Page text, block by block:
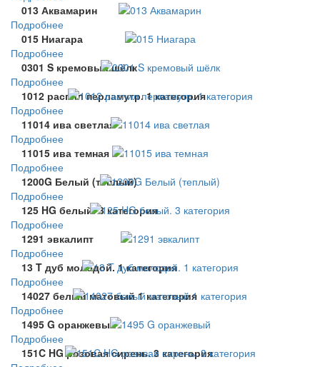
013 Аквамарин
Подробнее
015 Ниагара
Подробнее
0301 S кремовый шёлк
Подробнее
1012 распил перламутр. 1 категория
Подробнее
11014 ива светлая
Подробнее
11015 ива темная
Подробнее
1200G Белый (теплый)
Подробнее
125 HG белый. 3 категория
Подробнее
1291 эвкалипт
Подробнее
13 T дуб молодой. 1 категория
Подробнее
14027 белый матовый 1 категория
Подробнее
1495 G оранжевый
Подробнее
151C HG розовая сирень. 3 категория